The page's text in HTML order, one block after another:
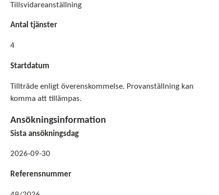
Tillsvidareanställning
Antal tjänster
4
Startdatum
Tillträde enligt överenskommelse. Provanställning kan
komma att tillämpas.
Ansökningsinformation
Sista ansökningsdag
2026-09-30
Referensnummer